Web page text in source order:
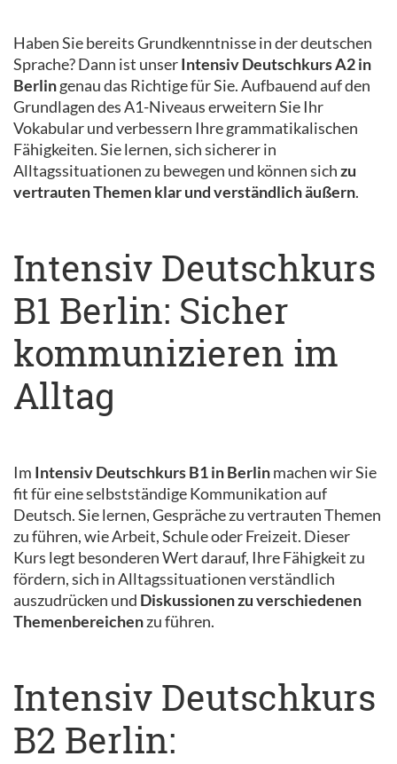
Haben Sie bereits Grundkenntnisse in der deutschen
Sprache? Dann ist unserIntensiv Deutschkurs A2 in
Berlingenau das Richtige für Sie. Aufbauend auf den
Grundlagen des A1-Niveaus erweitern Sie Ihr
Vokabular und verbessern Ihre grammatikalischen
Fähigkeiten. Sie lernen, sich sicherer in
Alltagssituationen zu bewegen und können sichzu
vertrauten Themen klar und verständlich äußern.
Intensiv Deutschkurs
B1 Berlin: Sicher
kommunizieren im
Alltag
Im Intensiv Deutschkurs B1 in Berlinmachen wir Sie
fit für eine selbstständige Kommunikation auf
Deutsch. Sie lernen, Gespräche zu vertrauten Themen
zu führen, wie Arbeit, Schule oder Freizeit. Dieser
Kurs legt besonderen Wert darauf, Ihre Fähigkeit zu
fördern, sich in Alltagssituationen verständlich
auszudrücken und Diskussionen zu verschiedenen
Themenbereichenzu führen.
Intensiv Deutschkurs
B2 Berlin: